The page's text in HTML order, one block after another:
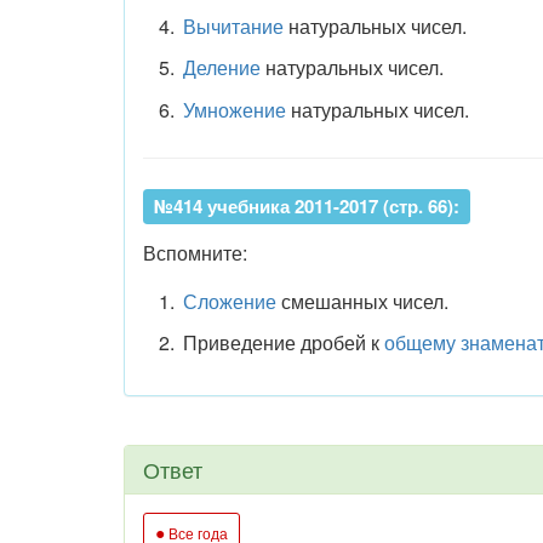
Вычитаниенатуральных чисел.
Делениенатуральных чисел.
Умножениенатуральных чисел.
№414 учебника 2011-2017 (стр. 66):
Вспомните:
Сложениесмешанных чисел.
Приведение дробей кобщему
Ответ
● Все года